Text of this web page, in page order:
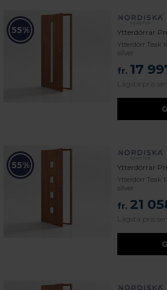
55% Ytterdörrar
Ytterdörr Teak
silver
fr. 17
Lägsta pris
55% Ytterdörrar
Ytterdörr Teak
silver
fr. 21
Lägsta pris